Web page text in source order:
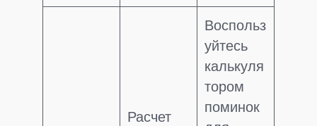
Расчет
Воспольз
уйтесь
калькуля
тором
поминок